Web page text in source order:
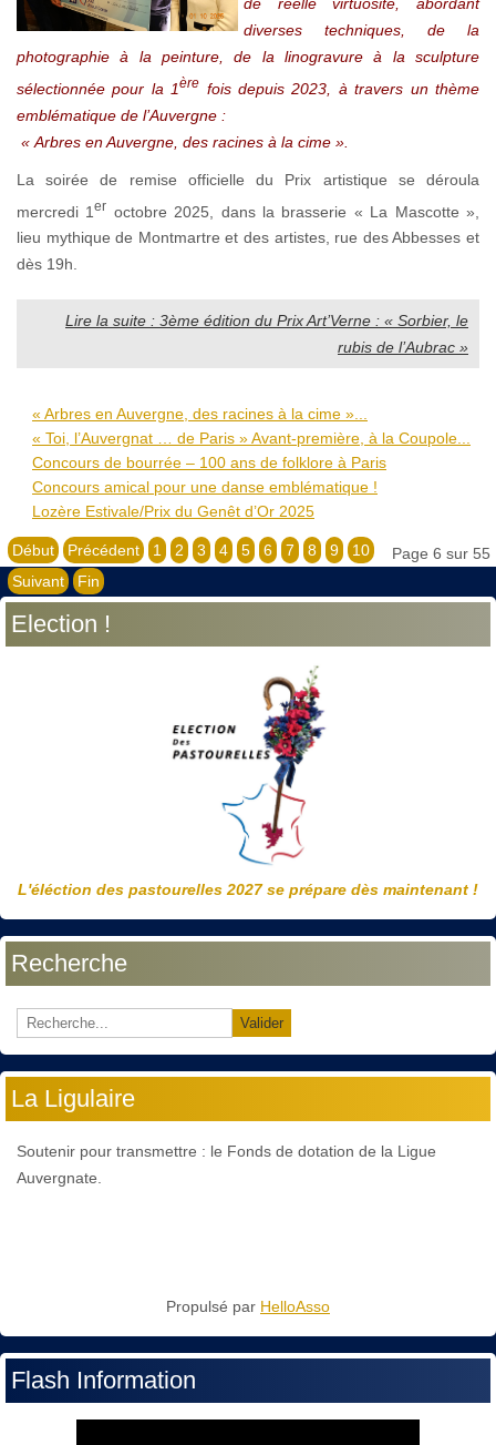
diverses techniques, de la
photographie à la peinture, de la linogravure à la sculpture
sélectionnée pour la 1ère fois depuis 2023, à travers un thème
emblématique de l’Auvergne :
« Arbres en Auvergne, des racines à la cime ».
La soirée de remise officielle du Prix artistique se déroula
mercredi 1er octobre 2025, dans la brasserie « La Mascotte »,
lieu mythique de Montmartre et des artistes, rue des Abbesses et
dès 19h.
Lire la suite : 3ème édition du Prix Art’Verne : « Sorbier, le
rubis de l’Aubrac »
« Arbres en Auvergne, des racines à la cime »...
« Toi, l’Auvergnat … de Paris » Avant-première, à la Coupole...
Concours de bourrée – 100 ans de folklore à Paris
Concours amical pour une danse emblématique !
Lozère Estivale/Prix du Genêt d’Or 2025
Page 6 sur 55
Début Précédent 1 2 3 4 5 6 7 8 9
10
Suivant
Fin
Election !
L'éléction des pastourelles 2027 se prépare dès maintenant !
Recherche
Valider
La Ligulaire
Soutenir pour transmettre : le Fonds de dotation de la Ligue
Auvergnate.
Propulsé par HelloAsso
Flash Information